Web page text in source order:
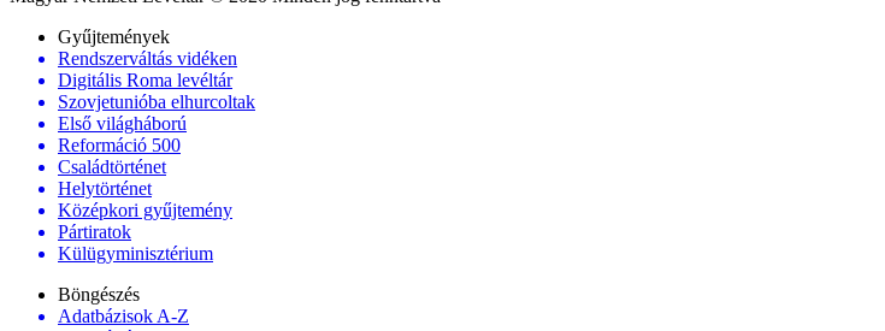
Gyűjtemények
Rendszerváltás vidéken
Digitális Roma levéltár
Szovjetunióba elhurcoltak
Első világháború
Reformáció 500
Családtörténet
Helytörténet
Középkori gyűjtemény
Pártiratok
Külügyminisztérium
Böngészés
Adatbázisok A-Z